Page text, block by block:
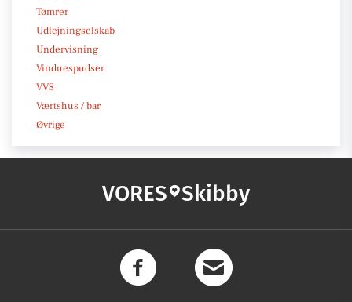
Tømrer
Udlejningselskab
Undervisning
Vinduespudser
VVS
Værtshus / bar
Øvrige
VORES Skibby